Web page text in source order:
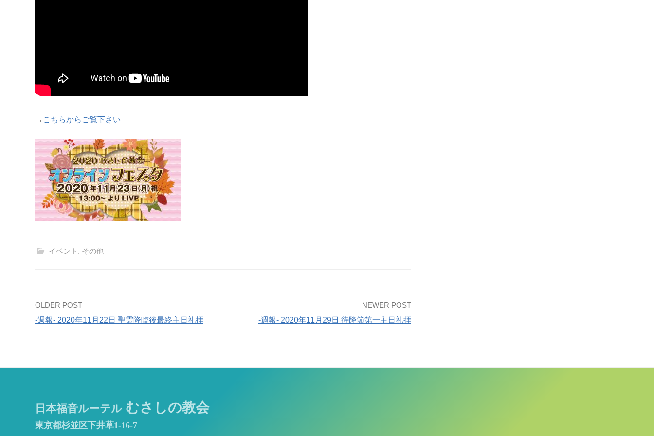
→ こちらからご覧下さい
イベント , その他
Post
navigation
OLDER POST
-週報- 2020年11月22日 聖霊降臨後最終主日礼拝
NEWER POST
-週報- 2020年11月29日 待降節第一主日礼拝
日本福音ルーテル むさしの教会
東京都杉並区下井草1-16-7